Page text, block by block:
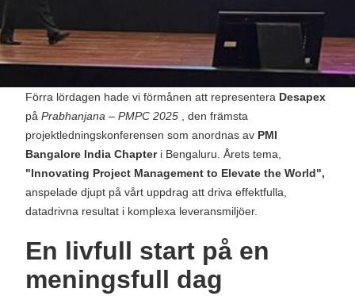
Förra lördagen hade vi förmånen att representera Desapex
påPrabhanjana – PMPC 2025 , den främsta
projektledningskonferensen som anordnas av PMI
Bangalore India Chapteri Bengaluru. Årets tema,
"Innovating Project Management to Elevate the World",
anspelade djupt på vårt uppdrag att driva effektfulla,
datadrivna resultat i komplexa leveransmiljöer.
En livfull start på en
meningsfull dag